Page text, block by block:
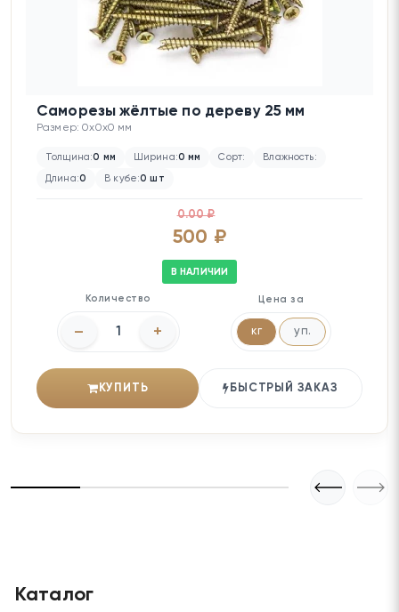
Саморезы жёлтые по дереву 25 мм
Размер: 0x0x0 мм
Толщина:0 мм Ширина:0 мм Сорт: Влажность:
Длина:0 В кубе:0 шт
0.00 ₽
500 ₽
В НАЛИЧИИ
Количество
– +
Цена за
кг уп.
КУПИТЬ БЫСТРЫЙ ЗАКАЗ
Каталог